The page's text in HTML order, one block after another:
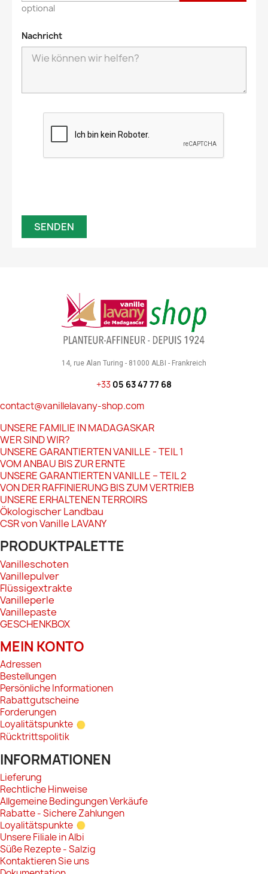
optional
Nachricht
14, rue Alan Turing - 81000 ALBI - Frankreich
+33 05 63 47 77 68
contact@vanillelavany-shop.com
UNSERE FAMILIE IN MADAGASKAR
WER SIND WIR?
UNSERE GARANTIERTEN VANILLE - TEIL 1
VOM ANBAU BIS ZUR ERNTE
UNSERE GARANTIERTEN VANILLE – TEIL 2
VON DER RAFFINIERUNG BIS ZUM VERTRIEB
UNSERE ERHALTENEN TERROIRS
Ökologischer Landbau
CSR von Vanille LAVANY
PRODUKTPALETTE
Vanilleschoten
Vanillepulver
Flüssigextrakte
Vanilleperle
Vanillepaste
GESCHENKBOX
MEIN KONTO
Adressen
Bestellungen
Persönliche Informationen
Rabattgutscheine
Forderungen
Loyalitätspunkte
Rücktrittspolitik
INFORMATIONEN
Lieferung
Rechtliche Hinweise
Allgemeine Bedingungen Verkäufe
Rabatte - Sichere Zahlungen
Loyalitätspunkte
Unsere Filiale in Albi
Süße Rezepte - Salzig
Kontaktieren Sie uns